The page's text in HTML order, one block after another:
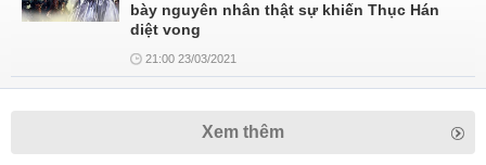
bày nguyên nhân thật sự khiến Thục Hán
diệt vong
21:00 23/03/2021
Xem thêm